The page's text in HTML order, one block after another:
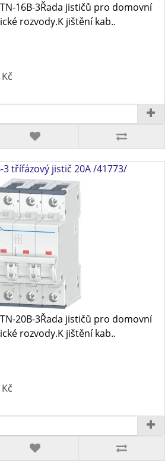
16B-3Řada jističů pro domovní
rozvody.K jištění kab..
3 třífázový jistič 20A /41773/
20B-3Řada jističů pro domovní
rozvody.K jištění kab..